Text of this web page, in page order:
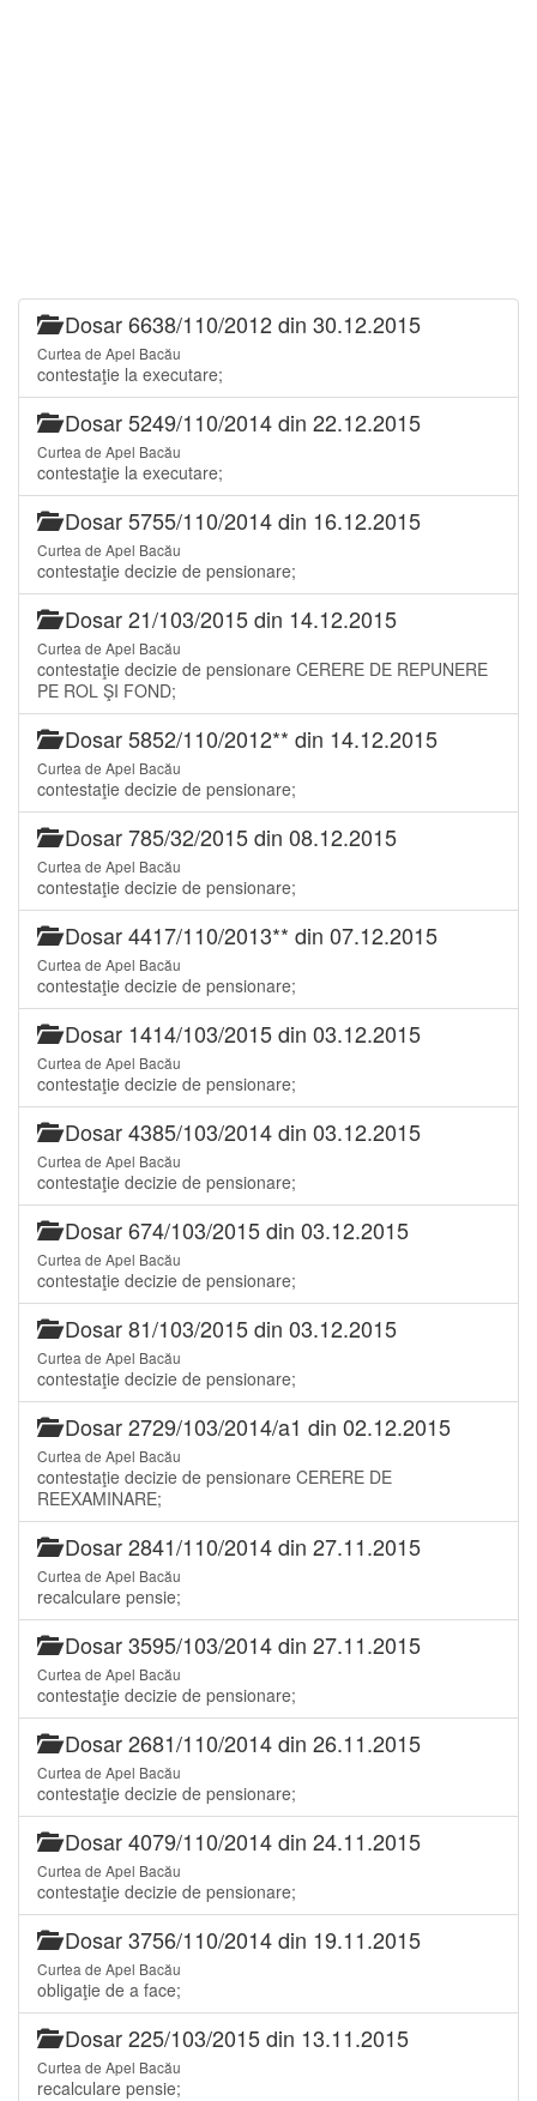
Dosar 6638/110/2012 din 30.12.2015
Curtea de Apel Bacău
contestaţie la executare;
Dosar 5249/110/2014 din 22.12.2015
Curtea de Apel Bacău
contestaţie la executare;
Dosar 5755/110/2014 din 16.12.2015
Curtea de Apel Bacău
contestaţie decizie de pensionare;
Dosar 21/103/2015 din 14.12.2015
Curtea de Apel Bacău
contestaţie decizie de pensionare CERERE DE REPUNERE
PE ROL ŞI FOND;
Dosar 5852/110/2012** din 14.12.2015
Curtea de Apel Bacău
contestaţie decizie de pensionare;
Dosar 785/32/2015 din 08.12.2015
Curtea de Apel Bacău
contestaţie decizie de pensionare;
Dosar 4417/110/2013** din 07.12.2015
Curtea de Apel Bacău
contestaţie decizie de pensionare;
Dosar 1414/103/2015 din 03.12.2015
Curtea de Apel Bacău
contestaţie decizie de pensionare;
Dosar 4385/103/2014 din 03.12.2015
Curtea de Apel Bacău
contestaţie decizie de pensionare;
Dosar 674/103/2015 din 03.12.2015
Curtea de Apel Bacău
contestaţie decizie de pensionare;
Dosar 81/103/2015 din 03.12.2015
Curtea de Apel Bacău
contestaţie decizie de pensionare;
Dosar 2729/103/2014/a1 din 02.12.2015
Curtea de Apel Bacău
contestaţie decizie de pensionare CERERE DE
REEXAMINARE;
Dosar 2841/110/2014 din 27.11.2015
Curtea de Apel Bacău
recalculare pensie;
Dosar 3595/103/2014 din 27.11.2015
Curtea de Apel Bacău
contestaţie decizie de pensionare;
Dosar 2681/110/2014 din 26.11.2015
Curtea de Apel Bacău
contestaţie decizie de pensionare;
Dosar 4079/110/2014 din 24.11.2015
Curtea de Apel Bacău
contestaţie decizie de pensionare;
Dosar 3756/110/2014 din 19.11.2015
Curtea de Apel Bacău
obligaţie de a face;
Dosar 225/103/2015 din 13.11.2015
Curtea de Apel Bacău
recalculare pensie;